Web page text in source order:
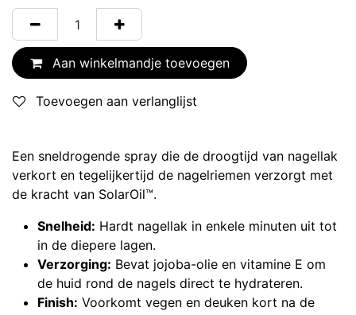
Een sneldrogende spray die de droogtijd van nagellak
verkort en tegelijkertijd de nagelriemen verzorgt met
de kracht van SolarOil™.
Snelheid: Hardt nagellak in enkele minuten uit tot
in de diepere lagen.
Verzorging: Bevat jojoba-olie en vitamine E om
de huid rond de nagels direct te hydrateren.
Finish: Voorkomt vegen en deuken kort na de
Aan winkelmandje toevoegen
Toevoegen aan verlanglijst